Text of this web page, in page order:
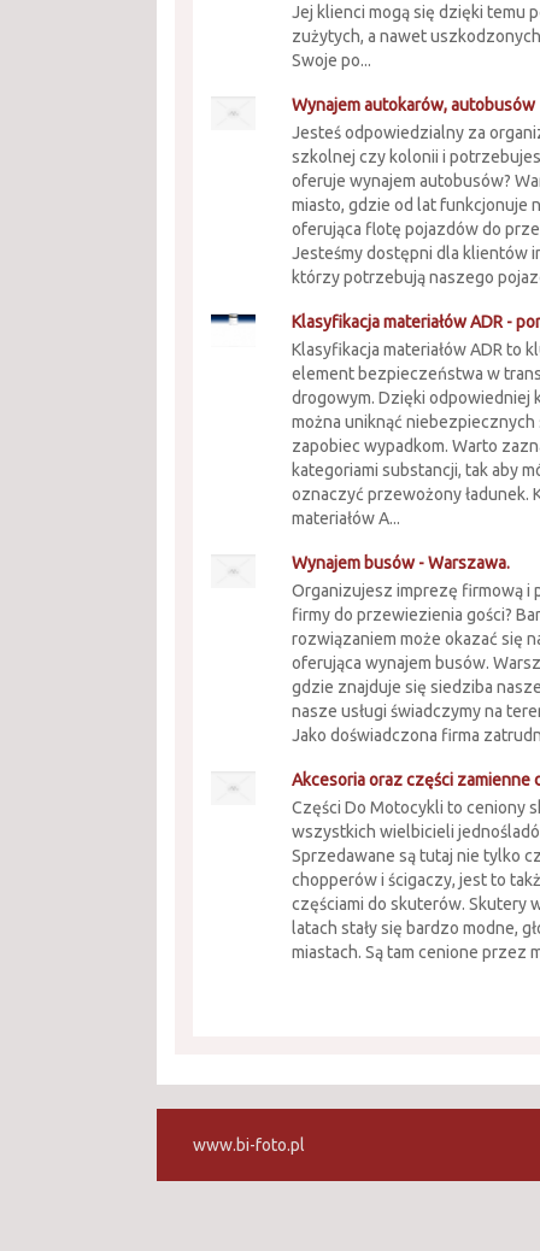
Jej klienci mogą się dzięki temu
zużytych, a nawet
Swoje po...
Wynajem autokarów, autobusów
Jesteś odpowiedzialny za
szkolnej czy kolonii i
oferuje wynajem autobusów?
miasto, gdzie od lat funkcjonuje
oferująca flotę pojazdów do
Jesteśmy dostępni dla klientów
którzy potrzebują naszego
Klasyfikacja materiałów ADR -
Klasyfikacja materiałów ADR to
element bezpieczeństwa w
drogowym. Dzięki odpowiedniej
można uniknąć niebezpiecznych
zapobiec wypadkom. Warto
kategoriami substancji, tak aby
oznaczyć przewożony ładunek.
materiałów A...
Wynajem busów - Warszawa.
Organizujesz imprezę firmową i
firmy do przewiezienia gości?
rozwiązaniem może okazać się
oferująca wynajem busów.
gdzie znajduje się siedziba
nasze usługi świadczymy na
Jako doświadczona firma
Akcesoria oraz części zamienne
Części Do Motocykli to ceniony
wszystkich wielbicieli
Sprzedawane są tutaj nie tylko
chopperów i ścigaczy, jest to
częściami do skuterów. Skutery
latach stały się bardzo modne,
miastach. Są tam cenione przez
www.bi-foto.pl